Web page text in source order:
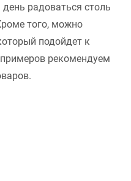
радоваться столь
того, можно
подойдет к
рекомендуем